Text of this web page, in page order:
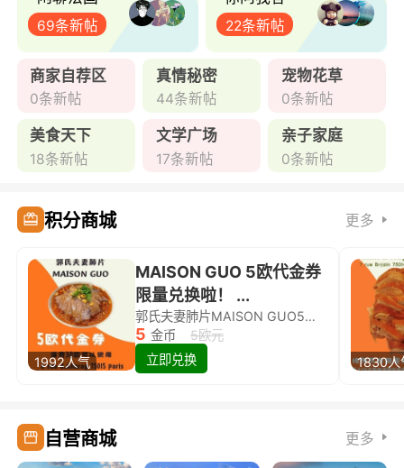
69条新帖 22条新帖
商家自荐区
0条新帖
真情秘密
44条新帖
宠物花草
0条新帖
美食天下
18条新帖
文学广场
17条新帖
亲子家庭
0条新帖
积分商城 更多
1992人气
MAISON GUO 5欧代金券
限量兑换啦！ ...
郭氏夫妻肺片MAISON GUO5欧代金券限量兑换啦！
5 金币
5欧元
立即兑换
1830人
自营商城 更多